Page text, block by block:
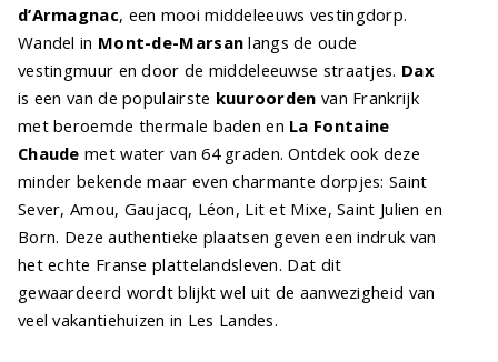
d’Armagnac, een mooi middeleeuws vestingdorp.
Wandel in Mont-de-Marsan langs de oude
vestingmuur en door de middeleeuwse straatjes. Dax
is een van de populairste kuuroorden van Frankrijk
met beroemde thermale baden en La Fontaine
Chaude met water van 64 graden. Ontdek ook deze
minder bekende maar even charmante dorpjes: Saint
Sever, Amou, Gaujacq, Léon, Lit et Mixe, Saint Julien en
Born. Deze authentieke plaatsen geven een indruk van
het echte Franse plattelandsleven. Dat dit
gewaardeerd wordt blijkt wel uit de aanwezigheid van
veel vakantiehuizen in Les Landes.